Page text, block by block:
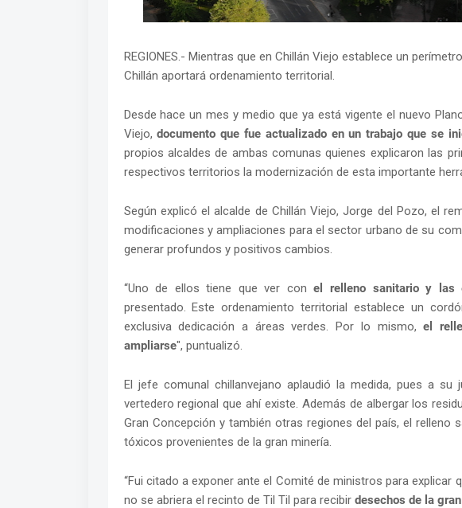
REGIONES.- Mientras que en Chillán Viejo establece un
Chillán aportará ordenamiento territorial.
Desde hace un mes y medio que ya está vigente el nuevo
Viejo,documento que fue actualizado en un trabajo que se
propios alcaldes de ambas comunas quienes explicaron las
respectivos territorios la modernización de esta importante
Según explicó el alcalde de Chillán Viejo, Jorge del Pozo, el
modificaciones y ampliaciones para el sector urbano de su
generar profundos y positivos cambios.
“Uno de ellos tiene que ver conel relleno sanitario y las
presentado. Este ordenamiento territorial establece un
exclusiva dedicación a áreas verdes. Por lo mismo,el
ampliarse", puntualizó.
El jefe comunal chillanvejano aplaudió la medida, pues a
vertedero regional que ahí existe. Además de albergar los
Gran Concepción y también otras regiones del país, el relleno
tóxicos provenientes de la gran minería.
“Fui citado a exponer ante el Comité de ministros para explicar
no se abriera el recinto de Til Til para recibir desechos de la